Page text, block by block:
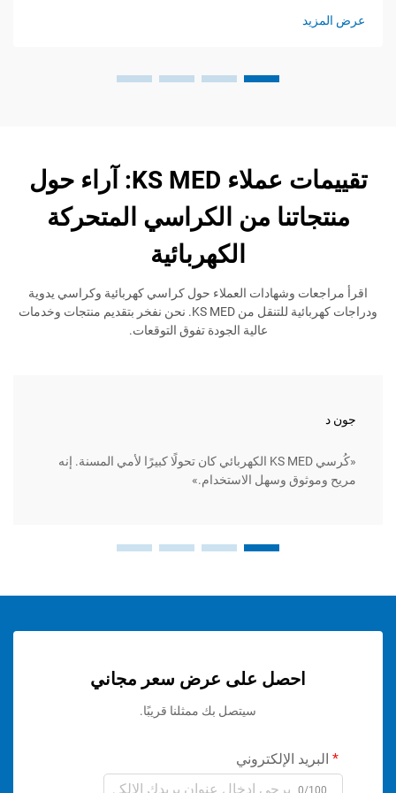
تقييمات عملاء KS MED: آراء حول
من الكراسي المتحركة
الكهربائية
وشهادات العملاء حول كراسي كهربائية وكراسي يدوية
ودراجات كهربائية للتنقل من KS MED. نحن نفخر بتقديم منتجات وخدمات
عالية الجودة تفوق التوقعات.
«كُرسي KS MED الكهربائي كان تحولًا كبيرًا لأمي المسنة. إنه
وسهل الاستخدام.»
احصل على عرض سعر مجاني
سيتصل بك ممثلنا قريبًا.
الإلكتروني